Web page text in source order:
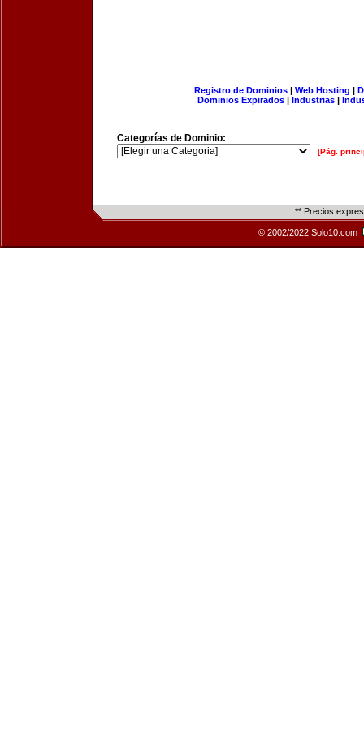
Registro de Dominios| Web Hosting |
Dominios Expirados | Industrias |
Categorías de Dominio:
[Pág.
** Precios
© 2002/2022 Solo10.com